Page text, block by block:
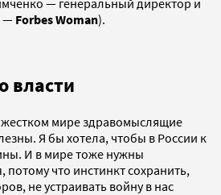
— генеральный директор и
— Forbes Woman).
власти
мире здравомыслящие
Я бы хотела, чтобы в России к
И в мире тоже нужны
что инстинкт сохранить,
не устраивать войну в нас